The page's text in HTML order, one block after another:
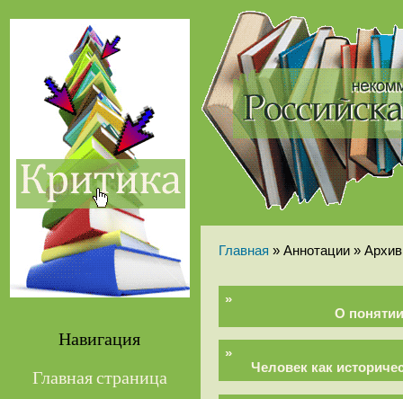
Навигация
Главная страница
Главная » Аннотации » Архив
»
О
»
Человек как